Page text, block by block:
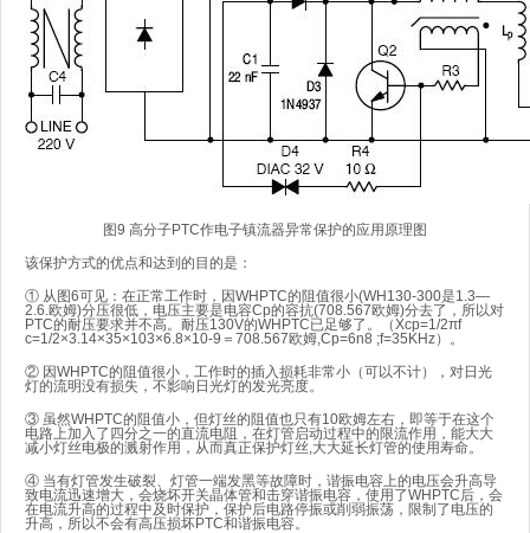
图9 高分子PTC作电子镇流器异常保护的应用原理图
该保护方式的优点和达到的目的是：
① 从图6可见：在正常工作时，因WHPTC的阻值很小(WH130-300是1.3—
2.6.欧姆)分压很低，电压主要是电容Cp的容抗(708.567欧姆)分去了，所以对
PTC的耐压要求并不高。耐压130V的WH PTC已足够了。（Xcp=1/2πf
c=1/2×3.14×35×103×6.8×10-9＝708.567欧姆,Cp=6n8 ;f=35KHz）。
② 因WHPTC的阻值很小，工作时的插入损耗非常小（可以不计），对日光
灯的流明没有损失，不影响日光灯的发光亮度。
③ 虽然WHPTC的阻值小，但灯丝的阻值也只有10欧姆左右，即等于在这个
电路上加入了四分之一的直流电阻，在灯管启动过程中的限流作用，能大大
减小灯丝电极的溅射作用，从而真正保护灯丝,大大延长灯管的使用寿命。
④ 当有灯管发生破裂、灯管一端发黑等故障时，谐振电容上的电压会升高导
致电流迅速增大，会烧坏开关晶体管和击穿谐振电容，使用了WHPTC后，会
在电流升高的过程中及时保护，保护后电路停振或削弱振荡，限制了电压的
升高，所以不会有高压损坏PTC和谐振电容。